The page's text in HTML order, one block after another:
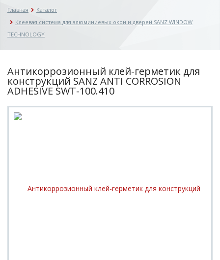
Главная
Каталог
Клеевая система для алюминиевых окон и дверей SANZ WINDOW
TECHNOLOGY
Антикоррозионный клей-герметик для
конструкций SANZ ANTI CORROSION
ADHESIVE SWT-100.410